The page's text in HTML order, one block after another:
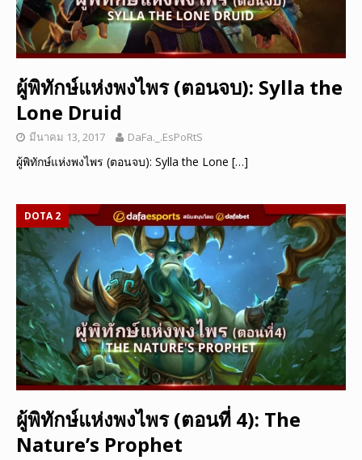
ผู้พิทักษ์แห่งพงไพร (ตอนจบ): Sylla the
Lone Druid
มีนาคม 13, 2017 DaFa._.EsPoRtS
ผู้พิทักษ์แห่งพงไพร (ตอนจบ): Sylla the Lone […]
DOTA 2
ผู้พิทักษ์แห่งพงไพร (ตอนที่ 4): The
Nature’s Prophet